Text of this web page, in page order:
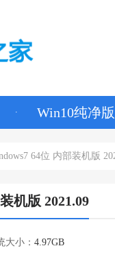
Win10纯净版
64位 内部装机版
机版 2021.09
大小： 4.97GB